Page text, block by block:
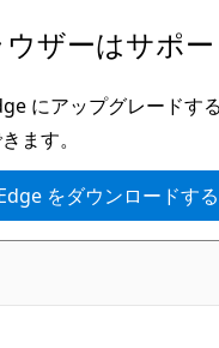
ザーはサポ
にアップグレードす
ます。
をダウンロードする